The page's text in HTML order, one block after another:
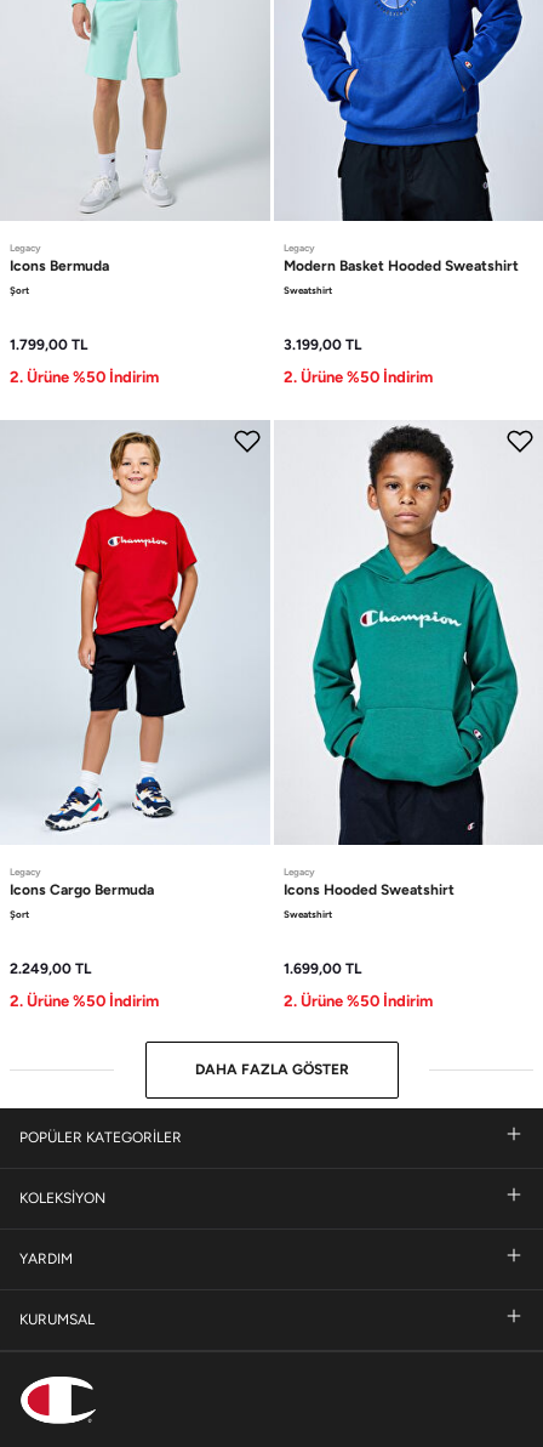
Legacy
Icons Bermuda
Şort
1.799,00 TL
2. Ürüne %50 İndirim
Legacy
Modern Basket Hooded Sweatshirt
Sweatshirt
3.199,00 TL
2. Ürüne %50 İndirim
Legacy
Icons Cargo Bermuda
Şort
2.249,00 TL
2. Ürüne %50 İndirim
Legacy
Icons Hooded Sweatshirt
Sweatshirt
1.699,00 TL
2. Ürüne %50 İndirim
DAHA FAZLA GÖSTER
POPÜLER KATEGORİLER
KOLEKSİYON
YARDIM
KURUMSAL